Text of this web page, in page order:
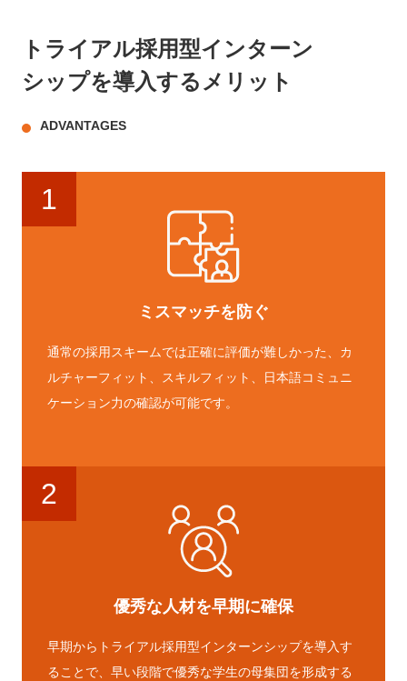
トライアル採用型インターン
シップを導入するメリット
ADVANTAGES
1
ミスマッチを防ぐ
通常の採用スキームでは正確に評価が難しかった、カ
ルチャーフィット、スキルフィット、日本語コミュニ
ケーション力の確認が可能です。
2
優秀な人材を早期に確保
早期からトライアル採用型インターンシップを導入す
ることで、早い段階で優秀な学生の母集団を形成する